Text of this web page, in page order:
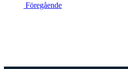
Föregående